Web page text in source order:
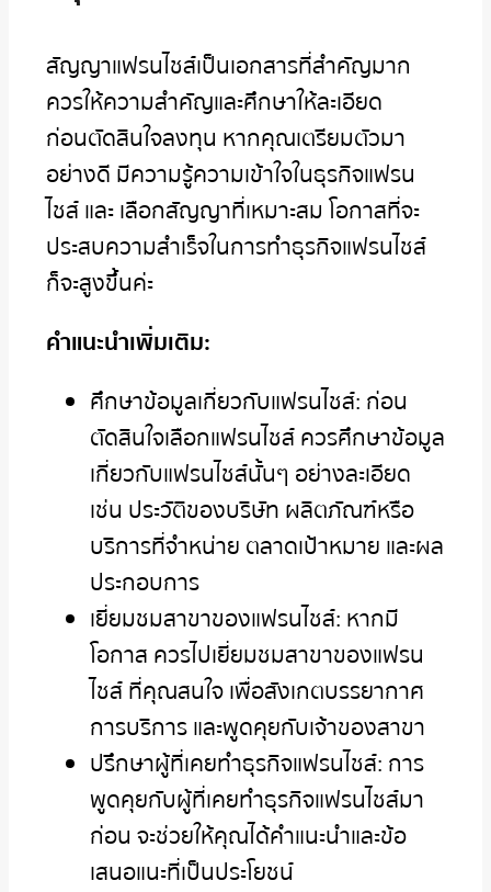
สัญญาแฟรนไชส์เป็นเอกสารที่สำคัญมาก
ควรให้ความสำคัญและศึกษาให้ละเอียด
ก่อนตัดสินใจลงทุน หากคุณเตรียมตัวมา
อย่างดี มีความรู้ความเข้าใจในธุรกิจแฟรน
ไชส์ และ เลือกสัญญาที่เหมาะสม โอกาสที่จะ
ประสบความสำเร็จในการทำธุรกิจแฟรนไชส์
ก็จะสูงขึ้นค่ะ
คำแนะนำเพิ่มเติม:
ศึกษาข้อมูลเกี่ยวกับแฟรนไชส์: ก่อน
ตัดสินใจเลือกแฟรนไชส์ ควรศึกษาข้อมูล
เกี่ยวกับแฟรนไชส์นั้นๆ อย่างละเอียด
เช่น ประวัติของบริษัท ผลิตภัณฑ์หรือ
บริการที่จำหน่าย ตลาดเป้าหมาย และผล
ประกอบการ
เยี่ยมชมสาขาของแฟรนไชส์: หากมี
โอกาส ควรไปเยี่ยมชมสาขาของแฟรน
ไชส์ ที่คุณสนใจ เพื่อสังเกตบรรยากาศ
การบริการ และพูดคุยกับเจ้าของสาขา
ปรึกษาผู้ที่เคยทำธุรกิจแฟรนไชส์: การ
พูดคุยกับผู้ที่เคยทำธุรกิจแฟรนไชส์มา
ก่อน จะช่วยให้คุณได้คำแนะนำและข้อ
เสนอแนะที่เป็นประโยชน์